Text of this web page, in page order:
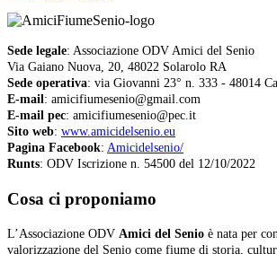
Sede legale: Associazione ODV Amici del Senio
Via Gaiano Nuova, 20, 48022 Solarolo RA
Sede operativa: via Giovanni 23° n. 333 - 48014
E-mail: amicifiumesenio@gmail.com
E-mail pec: amicifiumesenio@pec.it
Sito web: www.amicidelsenio.eu
Pagina Facebook: Amicidelsenio/
Runts: ODV Iscrizione n. 54500 del 12/10/2022
Cosa ci proponiamo
L’Associazione ODV Amici del Senio è nata per
valorizzazione del Senio come fiume di storia,